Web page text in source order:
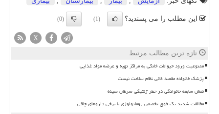
این مطلب را می پسندید؟ (1)
(0)
X
تازه ترین مطالب مرتبط
ممنوعیت ورود حیوانات خانگی به مراکز تهیه و عرضه مواد غذایی
پزشک خانواده مقصد غائی نظام سلامت نیست
نقش سابقه خانوادگی در خطر ژنتیکی سرطان سینه
مخالفت شدید یک فوق تخصص روماتولوژی با برخی داروهای چاقی